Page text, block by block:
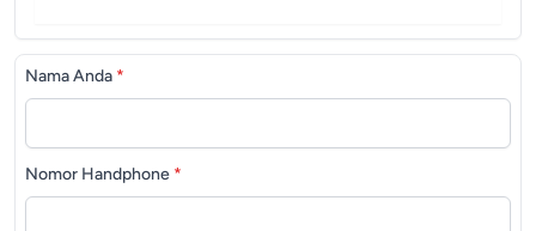
Nama Anda *
Nomor Handphone *